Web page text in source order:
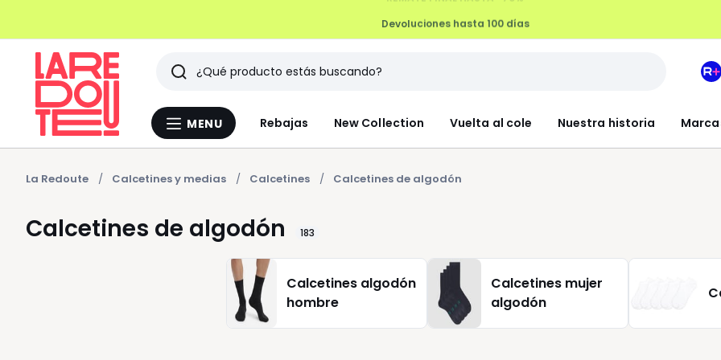
Devoluciones hasta 100 días
Menu
MENU Rebajas New Collection Vuelta al cole Nuestra historia
Buscar
Últimos
artículos
vistos
Mi
La Redoute Calcetines y medias Calcetines Calcetines de algodón
Calcetines de algodón 183
Calcetines algodón
hombre
Calcetines mujer
algodón